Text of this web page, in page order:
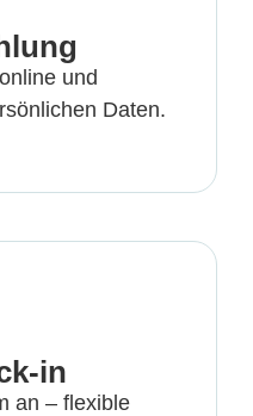
und
Daten.
in
an – flexible